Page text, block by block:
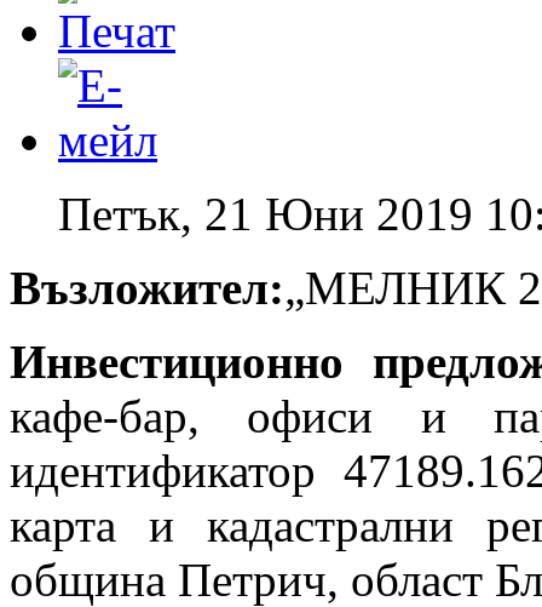
Петък, 21 Юни 2019
Възложител:„МЕЛНИК
Инвестиционно
кафе-бар, офиси и
идентификатор
карта и кадастрални
община Петрич, област